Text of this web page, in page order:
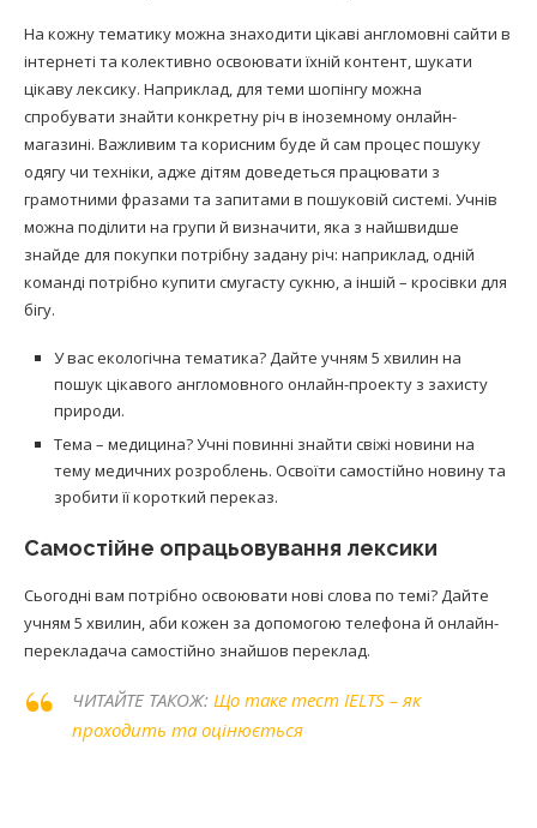
На кожну тематику можна знаходити цікаві англомовні сайти в
інтернеті та колективно освоювати їхній контент, шукати
цікаву лексику. Наприклад, для теми шопінгу можна
спробувати знайти конкретну річ в іноземному онлайн-
магазині. Важливим та корисним буде й сам процес пошуку
одягу чи техніки, адже дітям доведеться працювати з
грамотними фразами та запитами в пошуковій системі. Учнів
можна поділити на групи й визначити, яка з найшвидше
знайде для покупки потрібну задану річ: наприклад, одній
команді потрібно купити смугасту сукню, а іншій – кросівки для
бігу.
У вас екологічна тематика? Дайте учням 5 хвилин на
пошук цікавого англомовного онлайн-проекту з захисту
природи.
Тема – медицина? Учні повинні знайти свіжі новини на
тему медичних розроблень. Освоїти самостійно новину та
зробити її короткий переказ.
Самостійне опрацьовування лексики
Сьогодні вам потрібно освоювати нові слова по темі? Дайте
учням 5 хвилин, аби кожен за допомогою телефона й онлайн-
перекладача самостійно знайшов переклад.
ЧИТАЙТЕ ТАКОЖ: Що таке тест IELTS – як
проходить та оцінюється